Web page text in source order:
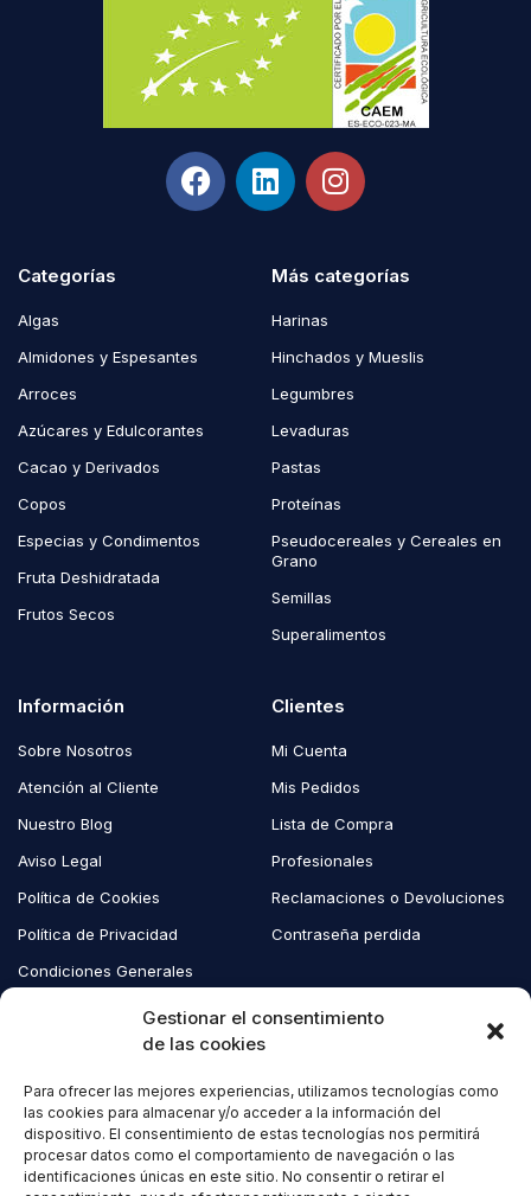
Gestionar el consentimiento
de las cookies
Para ofrecer las mejores experiencias, utilizamos tecnologías como
las cookies para almacenar y/o acceder a la información del
dispositivo. El consentimiento de estas tecnologías nos permitirá
procesar datos como el comportamiento de navegación o las
identificaciones únicas en este sitio. No consentir o retirar el
Categorías
Algas
Almidones y Espesantes
Arroces
Azúcares y Edulcorantes
Cacao y Derivados
Copos
Especias y Condimentos
Fruta Deshidratada
Frutos Secos
Más categorías
Harinas
Hinchados y Mueslis
Legumbres
Levaduras
Pastas
Proteínas
Pseudocereales y Cereales en
Grano
Semillas
Superalimentos
Información
Sobre Nosotros
Atención al Cliente
Nuestro Blog
Aviso Legal
Política de Cookies
Política de Privacidad
Condiciones Generales
Clientes
Mi Cuenta
Mis Pedidos
Lista de Compra
Profesionales
Reclamaciones o Devoluciones
Contraseña perdida
Copyright © 2023 EcoAndes. Todos los derechos reservados.